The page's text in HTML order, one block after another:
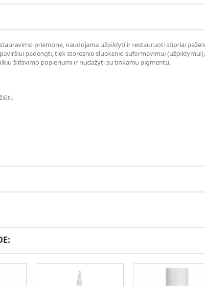
priemonė, naudojama užpildyti ir restauruoti stipriai
padengti, tiek storesnio sluoksnio suformavimui
šlifavimo popieriumi ir nudažyti su tinkamu pigmentu.